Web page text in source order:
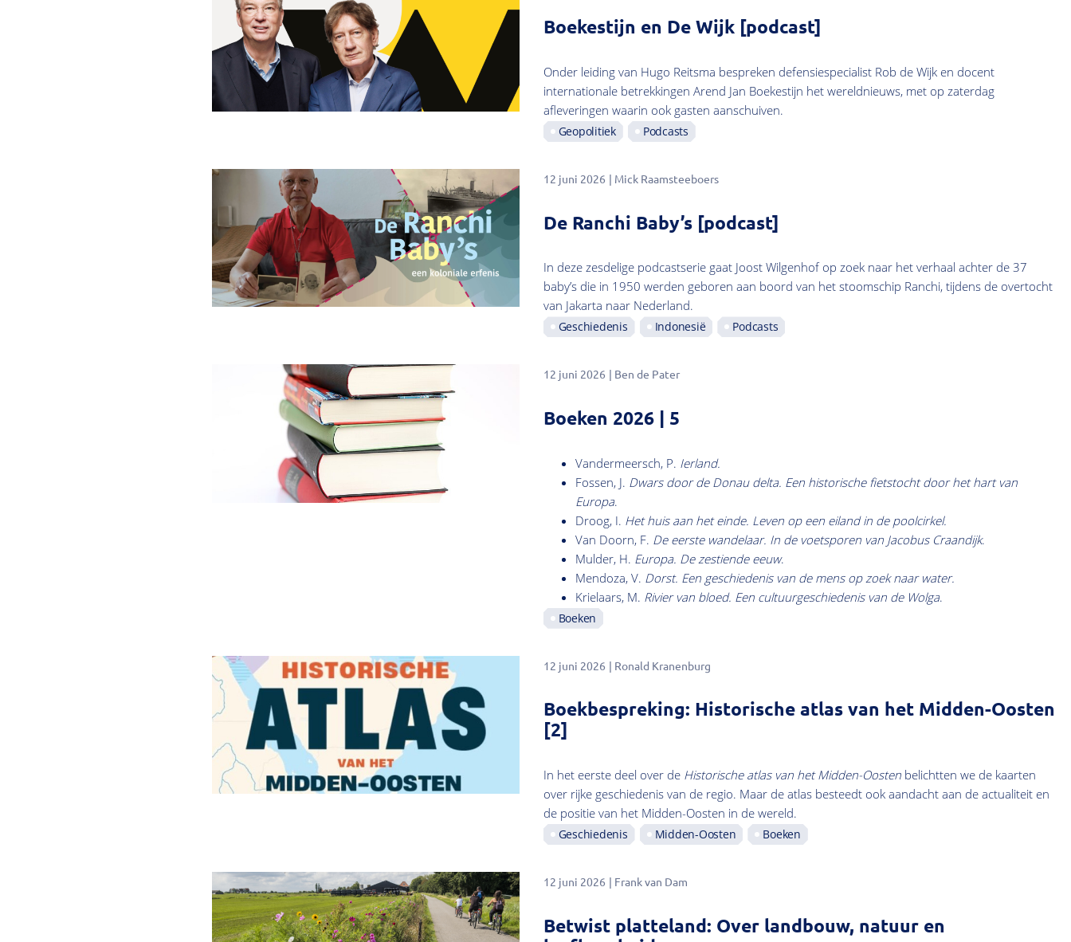
Boekestijn en De Wijk [podcast]
Onder leiding van Hugo Reitsma bespreken defensiespecialist Rob de Wijk en docent
internationale betrekkingen Arend Jan Boekestijn het wereldnieuws, met op zaterdag
afleveringen waarin ook gasten aanschuiven.
Geopolitiek Podcasts
12 juni 2026 Mick Raamsteeboers
De Ranchi Baby’s [podcast]
In deze zesdelige podcastserie gaat Joost Wilgenhof op zoek naar het verhaal achter de 37
baby’s die in 1950 werden geboren aan boord van het stoomschip Ranchi, tijdens de overtocht
van Jakarta naar Nederland.
Geschiedenis Indonesië Podcasts
12 juni 2026 Ben de Pater
Boeken 2026 | 5
Vandermeersch, P. Ierland.
Fossen, J. Dwars door de Donau delta. Een historische fietstocht door het hart van
Europa.
Droog, I. Het huis aan het einde. Leven op een eiland in de poolcirkel.
Van Doorn, F. De eerste wandelaar. In de voetsporen van Jacobus Craandijk.
Mulder, H. Europa. De zestiende eeuw.
Mendoza, V. Dorst. Een geschiedenis van de mens op zoek naar water.
Krielaars, M. Rivier van bloed. Een cultuurgeschiedenis van de Wolga.
Boeken
12 juni 2026 Ronald Kranenburg
Boekbespreking: Historische atlas van het Midden-Oosten
[2]
In het eerste deel over de Historische atlas van het Midden-Oostenbelichtten we de kaarten
over rijke geschiedenis van de regio. Maar de atlas besteedt ook aandacht aan de actualiteit en
de positie van het Midden-Oosten in de wereld.
Geschiedenis Midden-Oosten Boeken
12 juni 2026 Frank van Dam
Betwist platteland: Over landbouw, natuur en